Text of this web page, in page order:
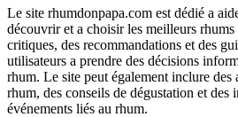
Le site rhumdonpapa.com est dédié a
découvrir et a choisir les meilleurs
critiques, des recommandations et des
utilisateurs a prendre des décisions
rhum. Le site peut également inclure des
rhum, des conseils de dégustation et des
événements liés au rhum.